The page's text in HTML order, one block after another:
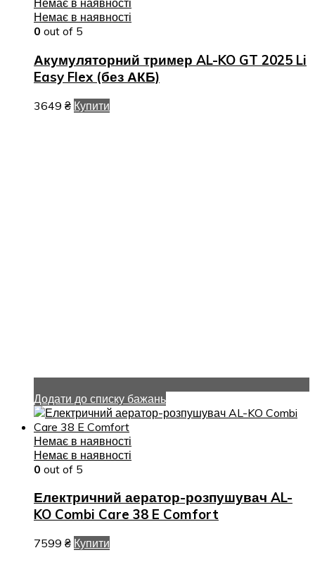
Немає в наявності
Немає в наявності
0 out of 5
Акумуляторний тример AL-KO GT 2025 Li
Easy Flex (без АКБ)
3649 ₴ Купити
Додати до списку бажань
Немає в наявності
Немає в наявності
0 out of 5
Електричний аератор-розпушувач AL-
KO Combi Care 38 E Comfort
7599 ₴ Купити